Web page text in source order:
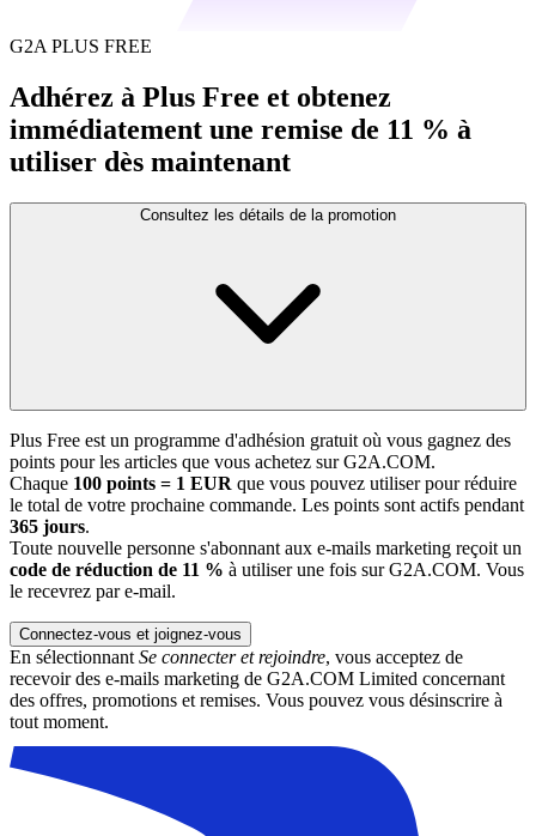
G2A PLUS FREE
Adhérez à Plus Free et obtenez
immédiatement une remise de 11 % à
utiliser dès maintenant
Consultez les détails de la promotion
Plus Free est un programme d'adhésion gratuit où vous gagnez des
points pour les articles que vous achetez sur G2A.COM.
Chaque 100 points = 1 EUR que vous pouvez utiliser pour réduire
le total de votre prochaine commande. Les points sont actifs pendant
365 jours.
Toute nouvelle personne s'abonnant aux e-mails marketing reçoit un
code de réduction de 11 % à utiliser une fois sur G2A.COM. Vous
le recevrez par e-mail.
Connectez-vous et joignez-vous
En sélectionnant Se connecter et rejoindre, vous acceptez de
recevoir des e-mails marketing de G2A.COM Limited concernant
des offres, promotions et remises. Vous pouvez vous désinscrire à
tout moment.